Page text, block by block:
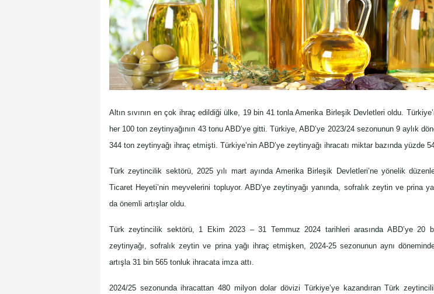
Altın sıvının en çok ihraç edildiği ülke, 19 bin 41 tonla Amerika Birleşik Devletleri oldu.
her 100 ton zeytinyağının 43 tonu ABD’ye gitti. Türkiye, ABD’ye 2023/24 sezonunun 9 aylık
344 ton zeytinyağı ihraç etmişti. Türkiye’nin ABD’ye zeytinyağı ihracatı miktar bazında yüzde 54
Türk zeytincilik sektörü, 2025 yılı mart ayında Amerika Birleşik Devletleri’ne yönelik
Ticaret Heyeti’nin meyvelerini topluyor. ABD’ye zeytinyağı yanında, sofralık zeytin ve prina
da önemli artışlar oldu.
Türk zeytincilik sektörü, 1 Ekim 2023 – 31 Temmuz 2024 tarihleri arasında ABD’ye 20
zeytinyağı, sofralık zeytin ve prina yağı ihraç etmişken, 2024-25 sezonunun aynı
artışla 31 bin 565 tonluk ihracata imza attı.
2024/25 sezonunda ihracattan 480 milyon dolar dövizi Türkiye’ye kazandıran Türk